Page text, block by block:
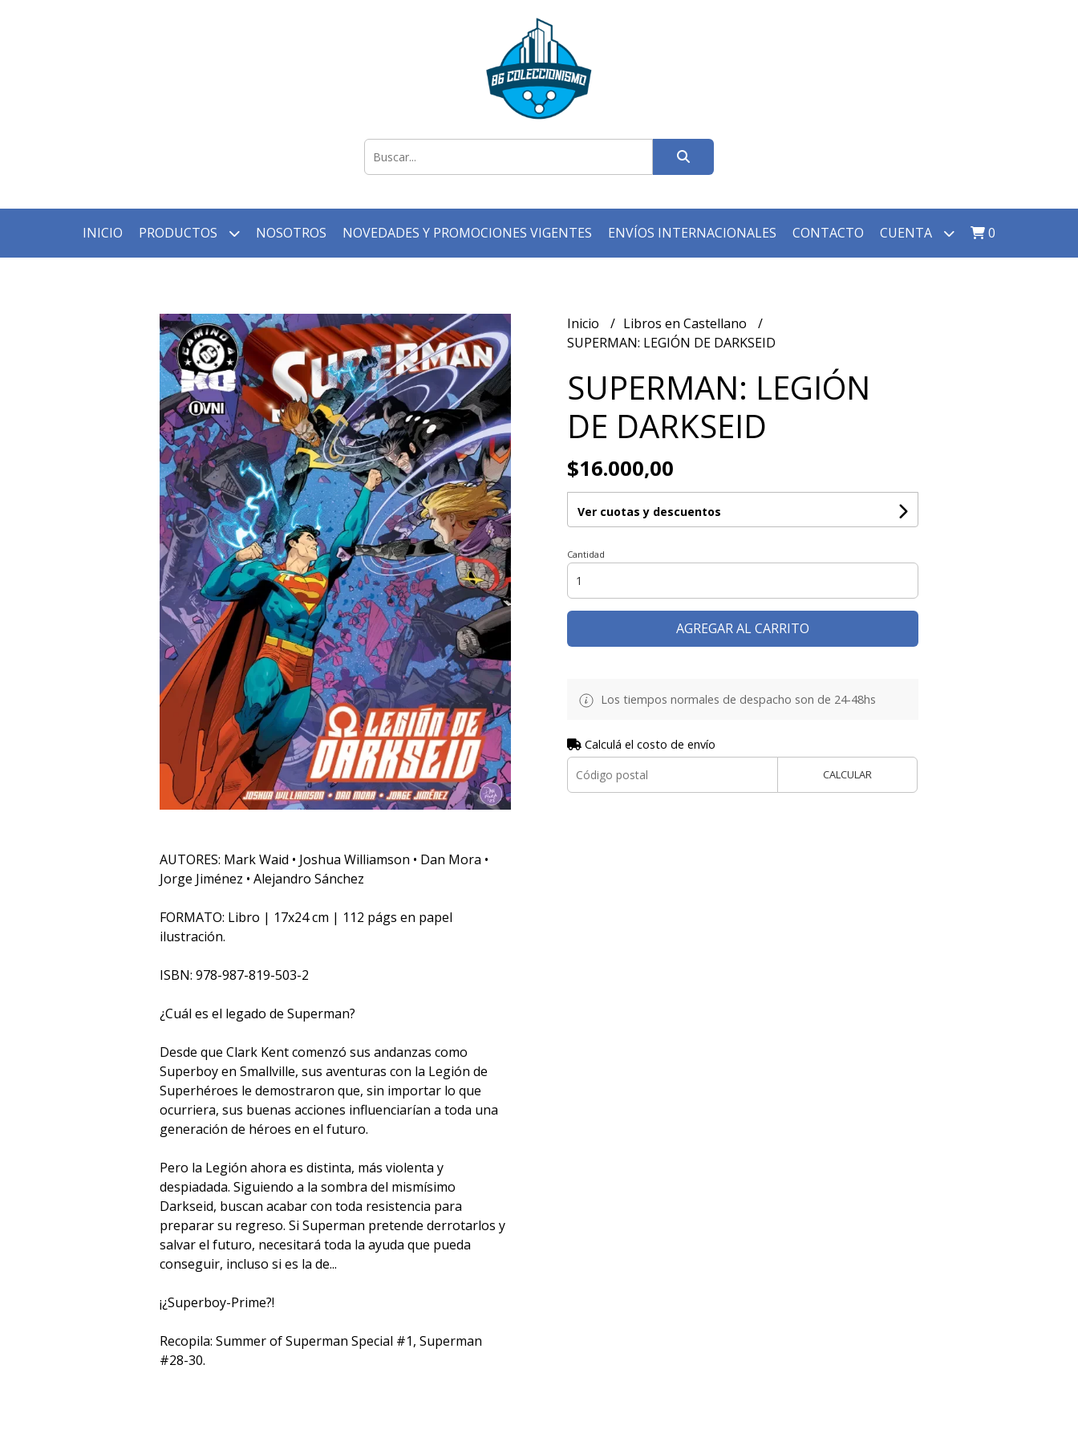
INICIO PRODUCTOS NOSOTROS NOVEDADES Y PROMOCIONES VIGENTES ENVÍOS INTERNACIONALES CONTACTO CUENTA 0
AUTORES: Mark Waid • Joshua Williamson • Dan Mora •
Jorge Jiménez • Alejandro Sánchez
FORMATO: Libro | 17x24 cm | 112 págs en papel
ilustración.
ISBN: 978-987-819-503-2
¿Cuál es el legado de Superman?
Desde que Clark Kent comenzó sus andanzas como
Superboy en Smallville, sus aventuras con la Legión de
Superhéroes le demostraron que, sin importar lo que
ocurriera, sus buenas acciones influenciarían a toda una
generación de héroes en el futuro.
Pero la Legión ahora es distinta, más violenta y
despiadada. Siguiendo a la sombra del mismísimo
Darkseid, buscan acabar con toda resistencia para
preparar su regreso. Si Superman pretende derrotarlos y
salvar el futuro, necesitará toda la ayuda que pueda
conseguir, incluso si es la de...
¡¿Superboy-Prime?!
Recopila: Summer of Superman Special #1, Superman
#28-30.
Inicio
Libros en Castellano
SUPERMAN: LEGIÓN DE DARKSEID
SUPERMAN: LEGIÓN
DE DARKSEID
$16.000,00
Ver cuotas y descuentos
Cantidad
AGREGAR AL CARRITO
Los tiempos normales de despacho son de 24-48hs
Calculá el costo de envío
CALCULAR